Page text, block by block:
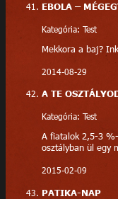
EBOLA –
Kategória: Test
Mekkora a baj?
2014-08-29
A TE
Kategória: Test
A fiatalok 2,5-3
osztályban ül egy
2015-02-09
PATIKA-NAP